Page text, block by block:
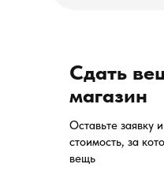
Сдать
магазин
Оставьте заявку
стоимость, за
вещь